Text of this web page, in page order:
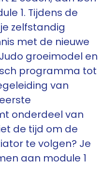
1. Tijdens de
zelfstandig
met de nieuwe
groeimodel en
programma tot
van
onderdeel van
de tijd om de
te volgen? Je
aan module 1